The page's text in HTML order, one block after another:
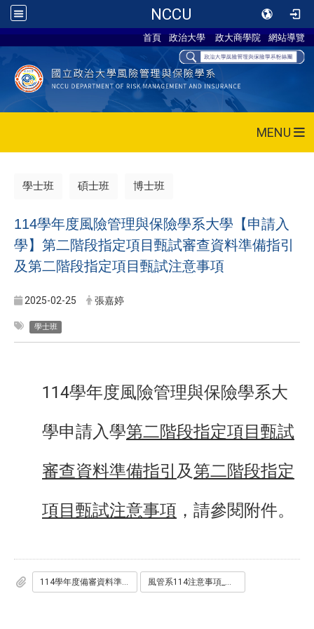
NCCU
首頁 政治大學 政大商學院 網站導覽
MENU
學士班 碩士班 博士班
114學年度風險管理與保險學系大學【申請入
學】第二階段指定項目甄試審查資料準備指引
及第二階段指定項目甄試注意事項
2025-02-25 張嘉婷
學士班
114學年度風險管理與保險學系大
學申請入學第二階段指定項目甄試
審查資料準備指引 及第二階段指定
項目甄試注意事項 ，請參閱附件。
114學年度備審資料準備指引確認-風管系.pdf 風管系114注意事項_公告版.pdf